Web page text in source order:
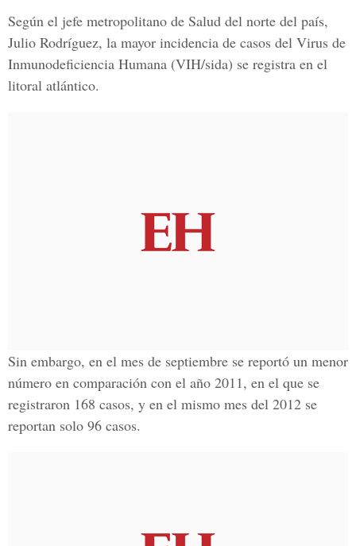
Según el jefe metropolitano de Salud del norte del país,
Julio Rodríguez, la mayor incidencia de casos del Virus de
Inmunodeficiencia Humana (VIH/sida) se registra en el
litoral atlántico.
Sin embargo, en el mes de septiembre se reportó un menor
número en comparación con el año 2011, en el que se
registraron 168 casos, y en el mismo mes del 2012 se
reportan solo 96 casos.